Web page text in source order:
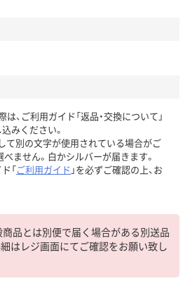
は、ご利用ガイド「返品・交換について」
みください。
て別の文字が使用されている場合がご
ません。白かシルバーが届きます。
「ご利用ガイド 」を必ずご確認の上、お
品とは別便で届く場合がある別送品
はレジ画面にてご確認をお願い致し